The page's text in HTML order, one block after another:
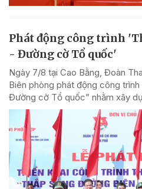
Phát động công trình
- Đường cờ Tổ quốc'
Ngày 7/8 tại Cao Bằng, Đoàn
Biên phòng phát động công
Đường cờ Tổ quốc” nhằm xây